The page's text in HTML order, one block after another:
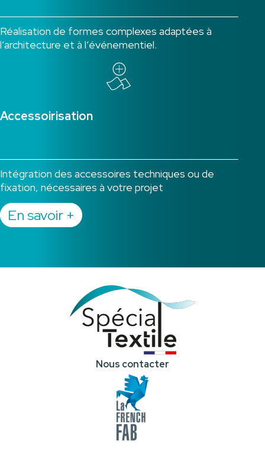
Réalisation de formes complexes adaptées à
l’architecture et à l’événementiel.
Accessoirisation
Intégration des accessoires techniques ou de
fixation, nécessaires à votre projet
En savoir +
Nous contacter